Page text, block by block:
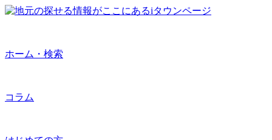
ホーム・検索
コラム